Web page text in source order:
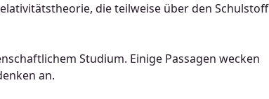
die teilweise über den Schulstoff
Studium. Einige Passagen wecken
an.